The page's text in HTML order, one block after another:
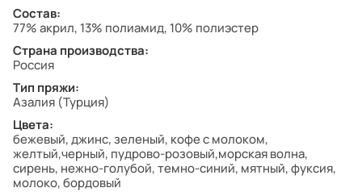
Состав:
77% акрил, 13% полиамид, 10% полиэстер
Страна производства:
Россия
Тип пряжи:
Азалия (Турция)
Цвета:
бежевый, джинс, зеленый, кофе с молоком,
желтый,черный, пудрово-розовый,морская волна,
сирень, нежно-голубой, темно-синий, мятный, фуксия,
молоко, бордовый